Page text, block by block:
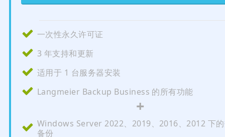
一次性永久许可证
3 年支持和更新
适用于 1 台服务器安装
Langmeier Backup Business 的所有功能
+
Windows Server 2022、2019、2016、2012 下
备份